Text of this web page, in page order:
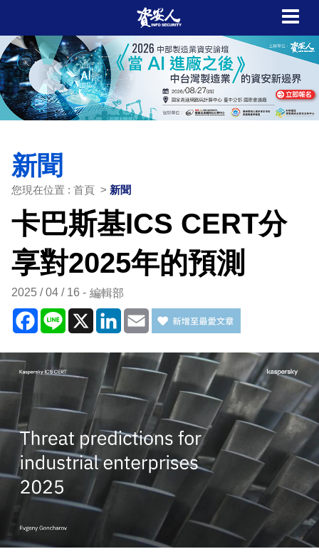
新聞
您現在位置 : 首頁 > 新聞
卡巴斯基ICS CERT分
享對2025年的預測
2025 / 04 / 16 編輯部
Facebook
Line X LinkedIn
Email